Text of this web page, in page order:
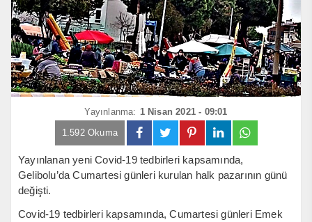
Yayınlanma: 1 Nisan 2021 - 09:01
1.592 Okuma
Yayınlanan yeni Covid-19 tedbirleri kapsamında,
Gelibolu’da Cumartesi günleri kurulan halk pazarının günü
değişti.
Covid-19 tedbirleri kapsamında, Cumartesi günleri Emek